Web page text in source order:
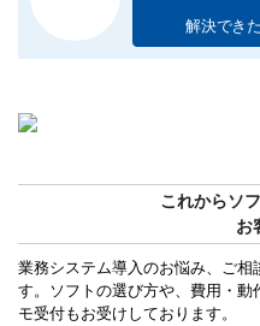
解決できた
これからソ
お
業務システム導入のお悩み、ご相
す。ソフトの選び方や、費用・
モ受付もお受けしております。